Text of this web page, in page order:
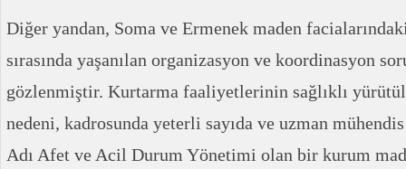
Diğer yandan, Soma ve Ermenek maden
sırasında yaşanılan organizasyon ve koordinasyon
gözlenmiştir. Kurtarma faaliyetlerinin sağlıklı
nedeni, kadrosunda yeterli sayıda ve uzman
Adı Afet ve Acil Durum Yönetimi olan bir kurum